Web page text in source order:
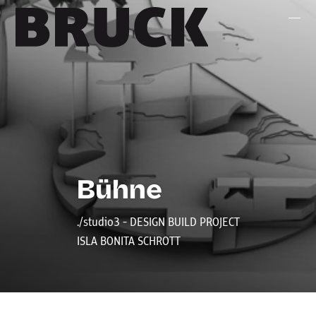
office@innsbruckmarketing.at
Mo. – Fr.: 9:00 – 17:00 Uhr
Bühne
./studio3 - DESIGN BUILD PROJECT
ISLA BONITA SCHROTT